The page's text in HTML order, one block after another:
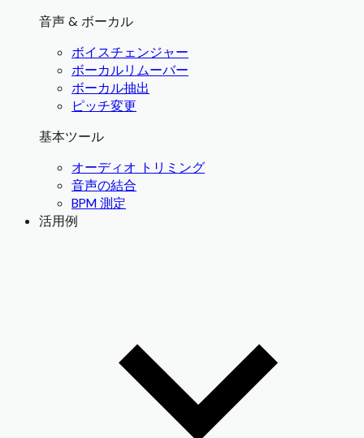
音声 & ボーカル
ボイスチェンジャー
ボーカルリムーバー
ボーカル抽出
ピッチ変更
基本ツール
オーディオ トリミング
音声の結合
BPM 測定
活用例